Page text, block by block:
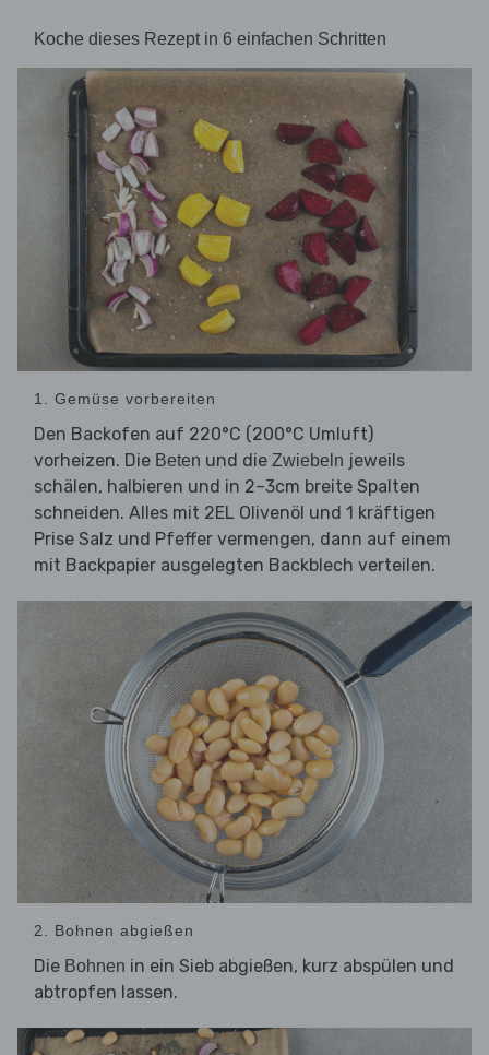
Koche dieses Rezept in 6 einfachen Schritten
1. Gemüse vorbereiten
Den Backofen auf 220°C (200°C Umluft)
vorheizen. Die Beten und die Zwiebeln jeweils
schälen, halbieren und in 2–3cm breite Spalten
schneiden. Alles mit 2EL Olivenöl und 1 kräftigen
Prise Salz und Pfeffer vermengen, dann auf einem
mit Backpapier ausgelegten Backblech verteilen.
2. Bohnen abgießen
Die Bohnen in ein Sieb abgießen, kurz abspülen und
abtropfen lassen.